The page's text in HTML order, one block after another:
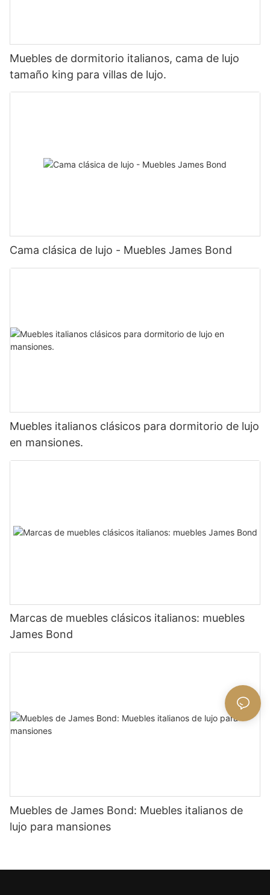
Muebles de dormitorio italianos, cama de lujo
tamaño king para villas de lujo.
Cama clásica de lujo - Muebles James Bond
Muebles italianos clásicos para dormitorio de lujo
en mansiones.
Marcas de muebles clásicos italianos: muebles
James Bond
Muebles de James Bond: Muebles italianos de
lujo para mansiones